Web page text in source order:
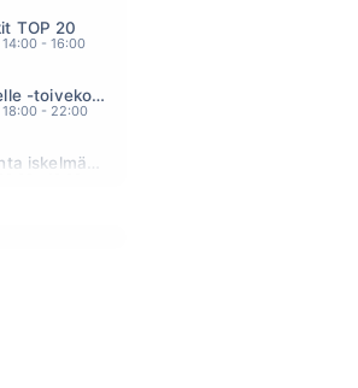
TOP 20
- 16:00
SUN Viihteelle -toivekonsertti
18:00 - 22:00
Monipuolisinta iskelmää ja parasta poppia